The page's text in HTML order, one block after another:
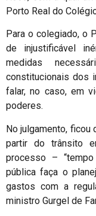
Porto Real do
Para o colegiado, o
de injustificável
medidas
constitucionais dos
falar, no caso, em
poderes.
No julgamento, ficou
partir do trânsito
processo –
pública faça o
gastos com a
ministro Gurgel de